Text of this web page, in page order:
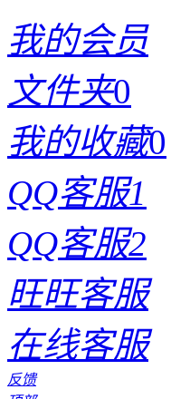
我的会员
文件夹0
我的收藏0
QQ客服1
QQ客服2
旺旺客服
在线客服
反馈